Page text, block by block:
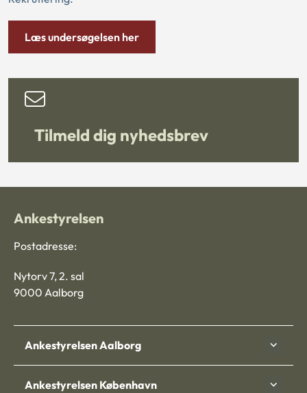
Læs undersøgelsen her
Tilmeld dig nyhedsbrev
Ankestyrelsen
Postadresse:
Nytorv 7, 2. sal
9000 Aalborg
Ankestyrelsen Aalborg
Ankestyrelsen København